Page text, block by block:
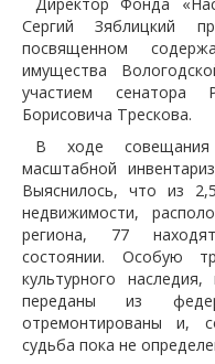
Сергий Зяблицкий
посвященном
имущества
участием сенатора
Борисовича Трескова.
В ходе совещания
масштабной
Выяснилось, что из
недвижимости,
региона, 77
состоянии. Особую
культурного
переданы из
отремонтированы и,
судьба пока не